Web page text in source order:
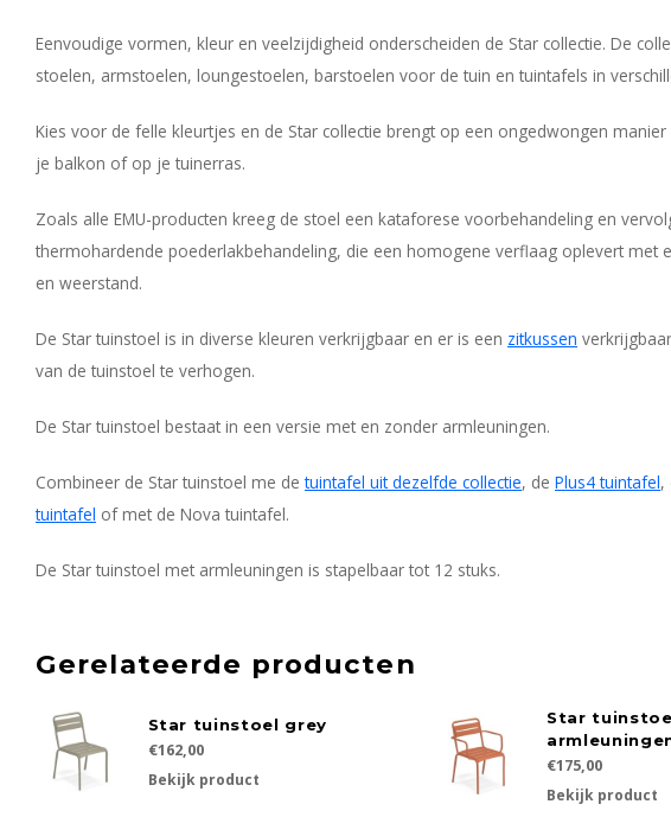
Eenvoudige vormen, kleur en veelzijdigheid onderscheiden de Star collectie. De
stoelen, armstoelen, loungestoelen, barstoelen voor de tuin en tuintafels in
Kies voor de felle kleurtjes en de Star collectie brengt op een ongedwongen
je balkon of op je tuinerras.
Zoals alle EMU-producten kreeg de stoel een kataforese voorbehandeling en
thermohardende poederlakbehandeling, die een homogene verflaag oplevert met
en weerstand.
De Star tuinstoel is in diverse kleuren verkrijgbaar en er is een zitkussen
van de tuinstoel te verhogen.
De Star tuinstoel bestaat in een versie met en zonder armleuningen.
Combineer de Star tuinstoel me detuintafel uit dezelfde collectie, de Plus4 tuintafel,
tuintafel of met de Nova tuintafel.
De Star tuinstoel met armleuningen is stapelbaar tot 12 stuks.
Gerelateerde producten
Star tuinstoel grey
€162,00
Bekijk product
Star
€175,00
Bekijk product